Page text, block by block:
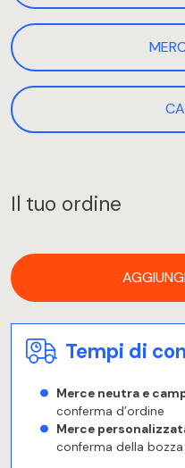
Il tuo ordine
Tempi di
Merce neutra e
conferma d’ordine
Merce
conferma della